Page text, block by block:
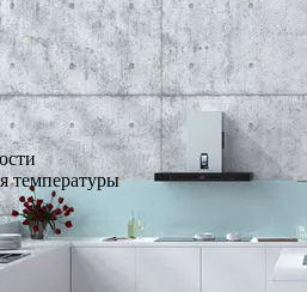
температуры